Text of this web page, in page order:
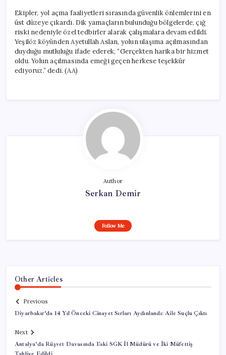
Ekipler, yol açma faaliyetleri sırasında güvenlik önlemlerini en
üst düzeye çıkardı. Dik yamaçların bulunduğu bölgelerde, çığ
riski nedeniyle özel tedbirler alarak çalışmalara devam edildi.
Yeşilöz köyünden Ayetullah Aslan, yolun ulaşıma açılmasından
duyduğu mutluluğu ifade ederek, “Gerçekten harika bir hizmet
oldu. Yolun açılmasında emeği geçen herkese teşekkür
ediyoruz.” dedi. (AA)
Author
Serkan Demir
Follow Me
Other Articles
Previous
Diyarbakır’da 14 Yıl Önceki Cinayet Sırları Aydınlandı: Aile Suçlu Çıktı
Next
Antalya’da Rüşvet Davasında Eski SGK İl Müdürü ve İki Müfettiş